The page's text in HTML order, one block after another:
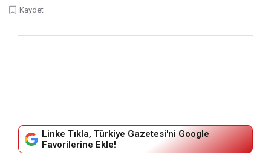
Kaydet
Linke Tıkla, Türkiye Gazetesi'ni Google
Favorilerine Ekle!